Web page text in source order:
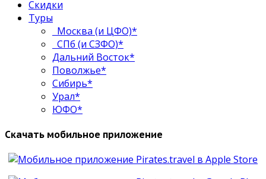
Скидки
Туры
Москва (и ЦФО)*
СПб (и СЗФО)*
Дальний Восток*
Поволжье*
Сибирь*
Урал*
ЮФО*
Скачать мобильное приложение